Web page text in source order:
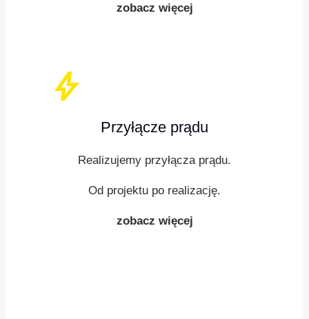
zobacz więcej
bolt
Przyłącze prądu
Realizujemy przyłącza prądu.
Od projektu po realizację.
zobacz więcej